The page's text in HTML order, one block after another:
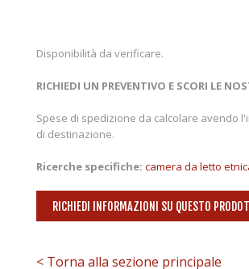
Disponibilità da verificare.
RICHIEDI UN PREVENTIVO E SCORI LE
Spese di spedizione da calcolare avendo
di destinazione.
Ricerche specifiche: camera da letto
RICHIEDI INFORMAZIONI SU QUESTO
< Torna alla sezione principale